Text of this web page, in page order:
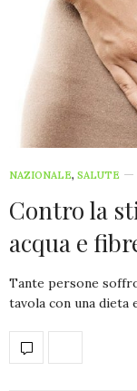
NAZIONALE, SALUTE
Contro la
acqua e
Tante persone
tavola con una dieta